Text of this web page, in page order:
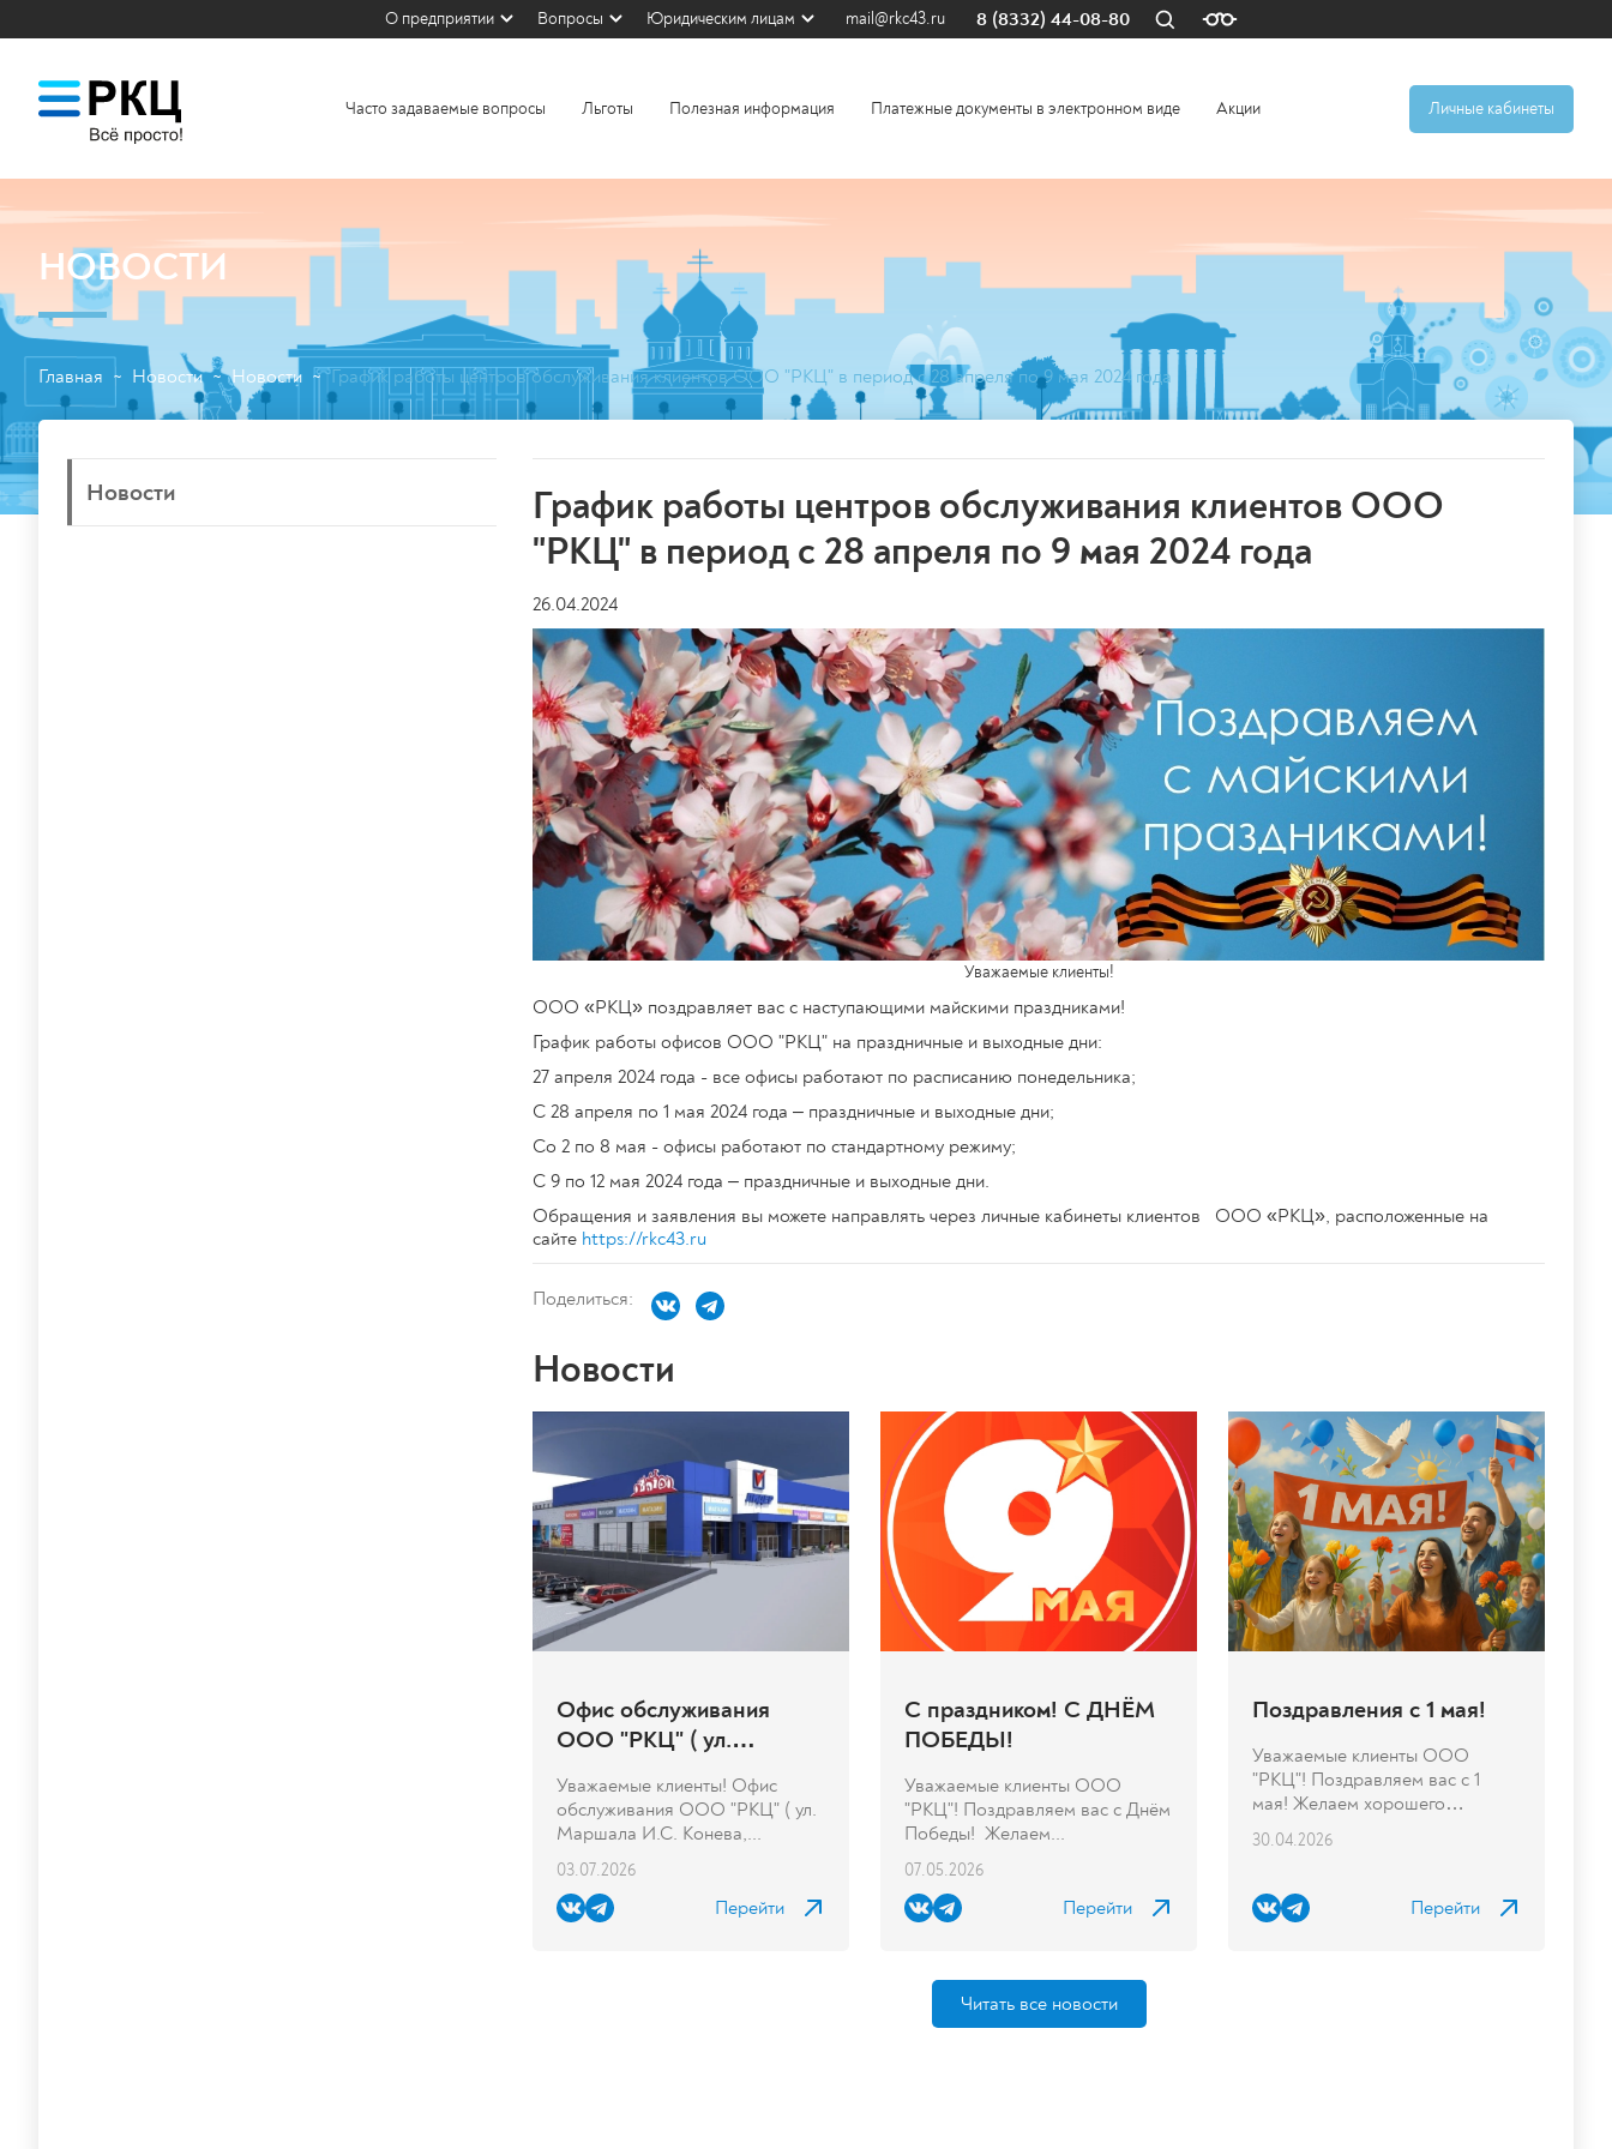
О предприятии Вопросы Юридическим лицам mail@rkc43.ru 8 (8332) 44-08-80
Часто задаваемые вопросы Льготы Полезная информация Платежные документы в электронном виде Акции Личные кабинеты
НОВОСТИ
Главная ~ Новости ~ Новости ~ График работы центров обслуживания клиентов ООО "РКЦ" в период с 28 апреля по 9 мая 2024 года
Новости
График работы центров обслуживания клиентов ООО
"РКЦ" в период с 28 апреля по 9 мая 2024 года
26.04.2024
Уважаемые клиенты!
ООО «РКЦ» поздравляет вас с наступающими майскими праздниками!
График работы офисов ООО "РКЦ" на праздничные и выходные дни:
27 апреля 2024 года - все офисы работают по расписанию понедельника;
С 28 апреля по 1 мая 2024 года – праздничные и выходные дни;
Со 2 по 8 мая - офисы работают по стандартному режиму;
С 9 по 12 мая 2024 года – праздничные и выходные дни.
Обращения и заявления вы можете направлять через личные кабинеты клиентов ООО «РКЦ», расположенные на
сайте https://rkc43.ru
Поделиться:
Новости
Офис обслуживания
ООО "РКЦ" ( ул.
д.7/6) переехал
Уважаемые клиенты! Офис
обслуживания ООО "РКЦ" ( ул.
Маршала И.С. Конева,...
03.07.2026
Перейти
С праздником! С ДНЁМ
ПОБЕДЫ!
Уважаемые клиенты ООО
"РКЦ"! Поздравляем вас с Днём
Победы! Желаем...
07.05.2026
Перейти
Поздравления с 1 мая!
Уважаемые клиенты ООО
"РКЦ"! Поздравляем вас с 1
мая! Желаем хорошего
отдыха,...
30.04.2026
Перейти
Читать все новости